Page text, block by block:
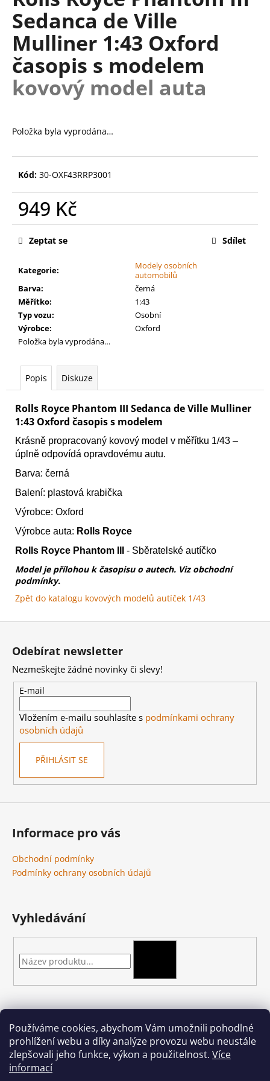
Používáme cookies, abychom Vám umožnili pohodlné
prohlížení webu a díky analýze provozu webu neustále
zlepšovali jeho funkce, výkon a použitelnost. Více
informací
0,0
z
5
hvězdiček.
Sedanca de Ville
Mulliner 1:43 Oxford
časopis s modelem
kovový model auta
Položka byla vyprodána…
Kód: 30-OXF43RRP3001
949 Kč
Měrná
Kategorie:
Modely osobních
automobilů
Barva:
černá
Měřítko:
1:43
Typ vozu:
Osobní
Výrobce:
Oxford
Položka byla vyprodána…
Zeptat se Sdílet
Popis Diskuze
Rolls Royce Phantom III Sedanca de Ville Mulliner
1:43 Oxford časopis s modelem
Krásně propracovaný kovový model v měřítku 1/43 –
úplně odpovídá opravdovému autu.
Barva: černá
Balení: plastová krabička
Výrobce: Oxford
Výrobce auta: Rolls Royce
Rolls Royce Phantom III
- Sběratelské autíčko
Model je přílohou k časopisu o autech. Viz obchodní
podmínky.
Zpět do katalogu kovových modelů autíček 1/43
a
j
í
t
?
D
o
u
e
m
e
AGE
SIGMAR:
BATTLEFORCE:
CITIES
OF
SIGMAR
FOUNDING
FORAY
999
Z
Odebírat newsletter
Nezmeškejte žádné novinky či slevy!
E-mail
Vložením e-mailu souhlasíte s podmínkami ochrany
osobních údajů
PŘIHLÁSIT SE
Informace pro vás
Obchodní podmínky
Podmínky ochrany osobních údajů
Vyhledávání
podkova-shop@seznam.cz
+420 704 397 000